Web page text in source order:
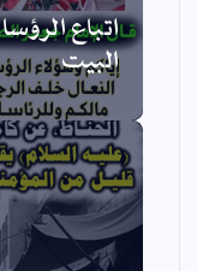
اتباع
البيت